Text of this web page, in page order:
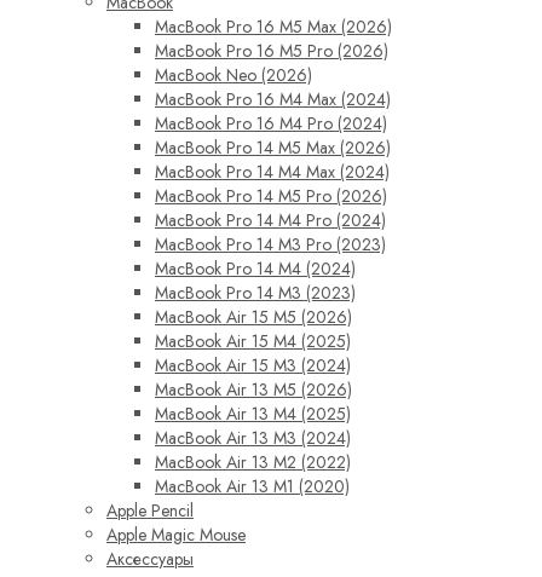
MacBook Pro 16 M5 Max (2026)
MacBook Pro 16 M5 Pro (2026)
MacBook Neo (2026)
MacBook Pro 16 M4 Max (2024)
MacBook Pro 16 M4 Pro (2024)
MacBook Pro 14 M5 Max (2026)
MacBook Pro 14 M4 Max (2024)
MacBook Pro 14 M5 Pro (2026)
MacBook Pro 14 M4 Pro (2024)
MacBook Pro 14 M3 Pro (2023)
MacBook Pro 14 M4 (2024)
MacBook Pro 14 M3 (2023)
MacBook Air 15 M5 (2026)
MacBook Air 15 M4 (2025)
MacBook Air 15 M3 (2024)
MacBook Air 13 M5 (2026)
MacBook Air 13 M4 (2025)
MacBook Air 13 M3 (2024)
MacBook Air 13 M2 (2022)
MacBook Air 13 M1 (2020)
Apple Pencil
Apple Magic Mouse
Аксессуары